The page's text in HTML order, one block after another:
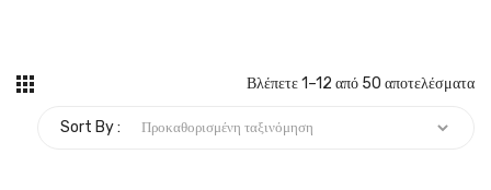
Βλέπετε 1–12 από 50 αποτελέσματα
Sort By :